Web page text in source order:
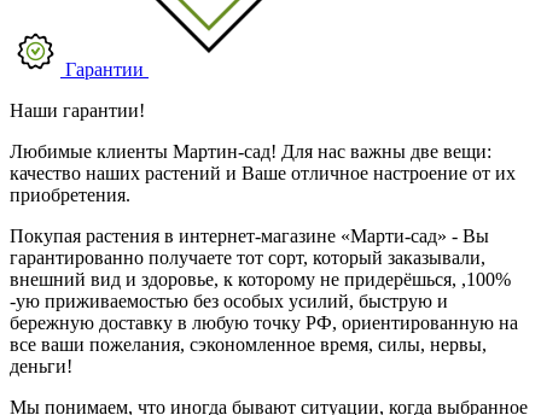
Гарантии
Наши гарантии!
Любимые клиенты Мартин-сад! Для нас важны две вещи:
качество наших растений и Ваше отличное настроение от их
приобретения.
Покупая растения в интернет-магазине «Марти-сад» - Вы
гарантированно получаете тот сорт, который заказывали,
внешний вид и здоровье, к которому не придерёшься, ,100%
-ую приживаемостью без особых усилий, быструю и
бережную доставку в любую точку РФ, ориентированную на
все ваши пожелания, сэкономленное время, силы, нервы,
деньги!
Мы понимаем, что иногда бывают ситуации, когда выбранное